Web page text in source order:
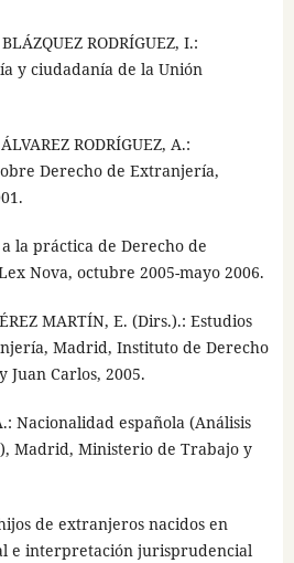
RODRÍGUEZ, I.:
y ciudadanía de la Unión
RODRÍGUEZ, A.:
Derecho de Extranjería,
la práctica de Derecho de
Nova, octubre 2005-mayo 2006.
MARTÍN, E. (Dirs.).: Estudios
Madrid, Instituto de Derecho
Juan Carlos, 2005.
Nacionalidad española (Análisis
Madrid, Ministerio de Trabajo y
de extranjeros nacidos en
e interpretación jurisprudencial